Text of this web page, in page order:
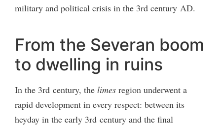
military and political crisis in the 3rd century AD.
From the Severan boom
to dwelling in ruins
In the 3rd century, the limes region underwent a
rapid development in every respect: between its
heyday in the early 3rd century and the final